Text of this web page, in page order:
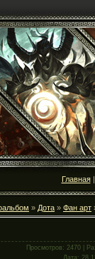
Главная
» Дота » Фан арт
Просмотров: 2470 |
Дата :